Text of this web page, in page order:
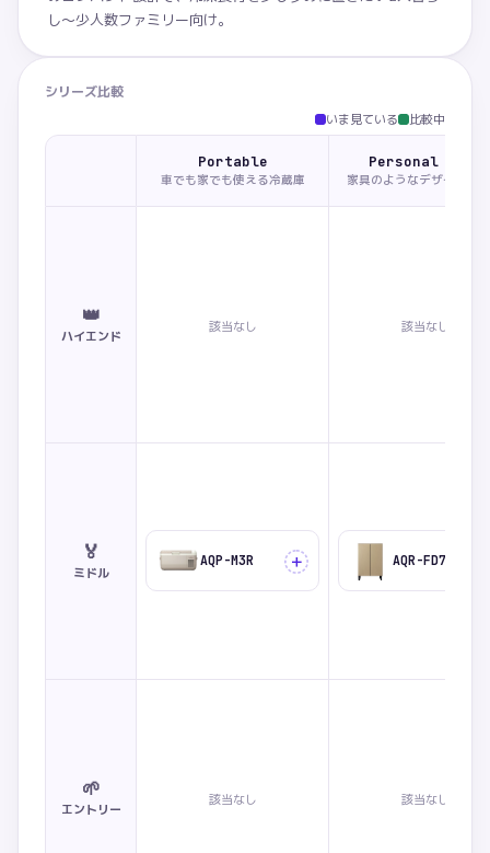
し〜少人数ファミリー向け。
シリーズ比較
いま見ている 比較中
Portable
車でも家でも使える冷蔵庫
Personal LOOC
家具のようなデザイン小
👑
ハイエンド
該当なし 該当なし
🏅
ミドル
AQP-M3R ＋ AQR-FD7P
🌱
エントリー
該当なし 該当なし